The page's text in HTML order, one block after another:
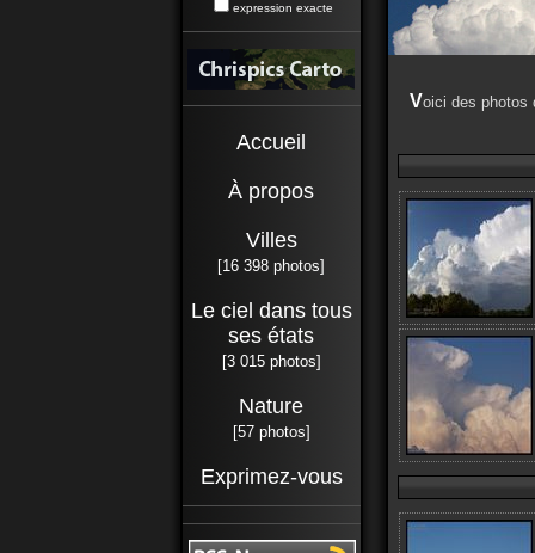
expression exacte
Accueil
À propos
Villes
[16 398 photos]
Le ciel dans tous
ses états
[3 015 photos]
Nature
[57 photos]
Exprimez-vous
Voici des photos